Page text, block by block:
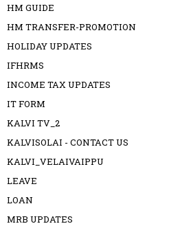
HM GUIDE
HM TRANSFER-PROMOTION
HOLIDAY UPDATES
IFHRMS
INCOME TAX UPDATES
IT FORM
KALVI TV_2
KALVISOLAI - CONTACT US
KALVI_VELAIVAIPPU
LEAVE
LOAN
MRB UPDATES